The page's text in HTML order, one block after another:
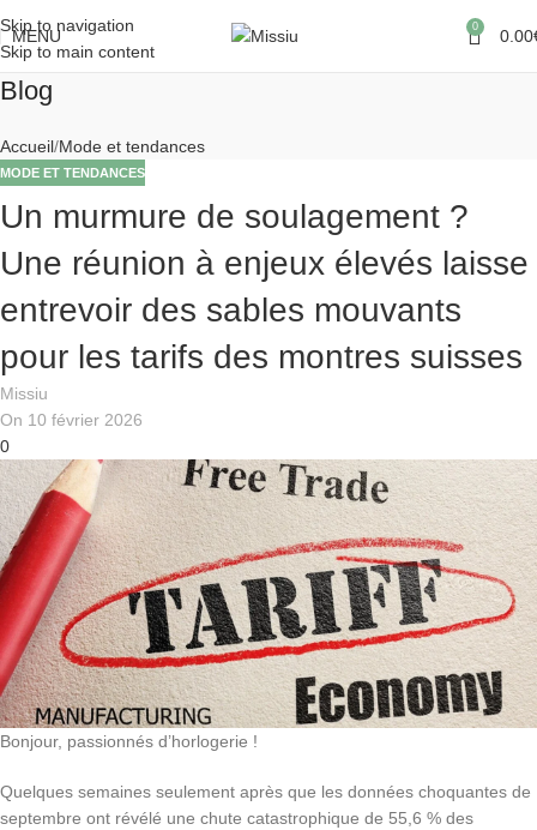
Skip to navigation
Skip to main content
MENU 0 0.00
Blog
Accueil Mode et tendances
MODE ET TENDANCES
Un murmure de soulagement ?
Une réunion à enjeux élevés laisse
entrevoir des sables mouvants
pour les tarifs des montres suisses
Missiu
On 10 février 2026
0
Bonjour, passionnés d’horlogerie !
Quelques semaines seulement après que les données choquantes de
septembre ont révélé une chute catastrophique de 55,6 % des